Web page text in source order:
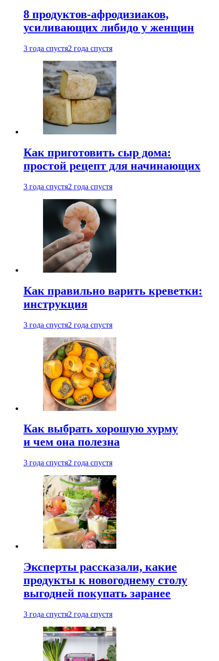
8 продуктов-афродизиаков,
усиливающих либидо у женщин
3 года спустя2 года спустя
Как приготовить сыр дома:
простой рецепт для начинающих
3 года спустя2 года спустя
Как правильно варить креветки:
инструкция
3 года спустя2 года спустя
Как выбрать хорошую хурму
и чем она полезна
3 года спустя2 года спустя
Эксперты рассказали, какие
продукты к новогоднему столу
выгодней покупать заранее
3 года спустя2 года спустя